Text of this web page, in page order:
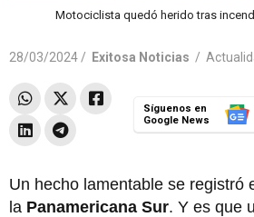
Motociclista quedó herido tras
28/03/2024 / Exitosa Noticias /
Síguenos en
Google News
Un hecho lamentable se registró
la Panamericana Sur. Y es que